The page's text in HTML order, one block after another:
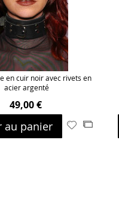
en cuir noir avec rivets en
acier argenté
49,00 €
au panier
AjouterAjouter